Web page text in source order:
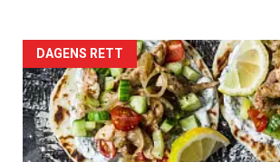
Forsiden
akkurat
nå
DAGENS RETT